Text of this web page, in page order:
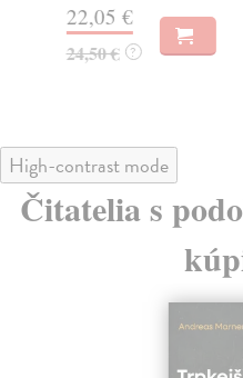
22,05 €
24,50 € ?
High-contrast mode
Čitatelia s